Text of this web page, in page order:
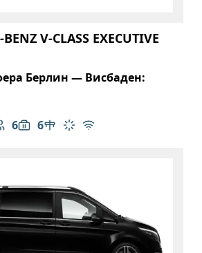
BENZ V-CLASS EXECUTIVE
Берлин — Висбаден:
6 пассажиров: 6
6
Вместимость багажа: 6
Стол в салоне
Климат-контроль
Бесплатный Wi-Fi